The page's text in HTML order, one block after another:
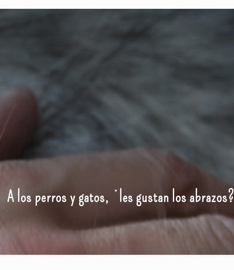
A los perros y gatos, ¿les gustan los abrazos?